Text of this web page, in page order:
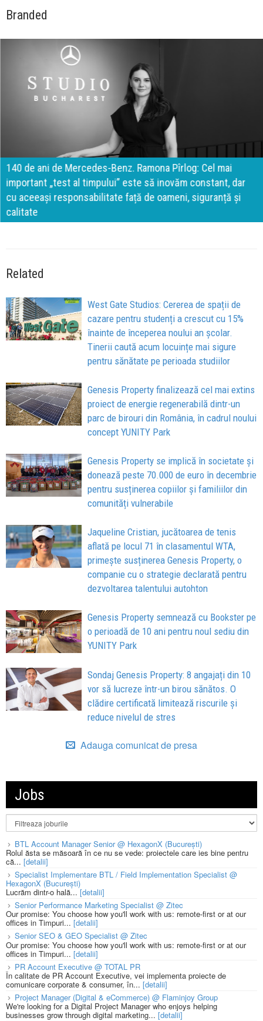
Branded
140 de ani de Mercedes-Benz. Ramona Pîrlog: Cel mai
important „test al timpului” este să inovăm constant, dar
cu aceeași responsabilitate față de oameni, siguranță și
calitate
Related
West Gate Studios: Cererea de spații de
cazare pentru studenți a crescut cu 15%
înainte de începerea noului an școlar.
Tinerii caută acum locuințe mai sigure
pentru sănătate pe perioada studiilor
Genesis Property finalizează cel mai extins
proiect de energie regenerabilă dintr-un
parc de birouri din România, în cadrul noului
concept YUNITY Park
Genesis Property se implică în societate și
donează peste 70.000 de euro în decembrie
pentru susținerea copiilor și familiilor din
comunități vulnerabile
Jaqueline Cristian, jucătoarea de tenis
aflată pe locul 71 în clasamentul WTA,
primește susținerea Genesis Property, o
companie cu o strategie declarată pentru
dezvoltarea talentului autohton
Genesis Property semnează cu Bookster pe
o perioadă de 10 ani pentru noul sediu din
YUNITY Park
Sondaj Genesis Property: 8 angajați din 10
vor să lucreze într-un birou sănătos. O
clădire certificată limitează riscurile și
reduce nivelul de stres
Adauga comunicat de presa
Jobs
BTL Account Manager Senior @ HexagonX (București)
Rolul ăsta se măsoară în ce nu se vede: proiectele care ies bine pentru
că... [detalii]
Specialist Implementare BTL / Field Implementation Specialist @
HexagonX (București)
Lucrăm dintr-o hală... [detalii]
Senior Performance Marketing Specialist @ Zitec
Our promise: You choose how you'll work with us: remote-first or at our
offices in Timpuri... [detalii]
Senior SEO & GEO Specialist @ Zitec
Our promise: You choose how you'll work with us: remote-first or at our
offices in Timpuri... [detalii]
PR Account Executive @ TOTAL PR
În calitate de PR Account Executive, vei implementa proiecte de
comunicare corporate & consumer, în... [detalii]
Project Manager (Digital & eCommerce) @ Flaminjoy Group
We're looking for a Digital Project Manager who enjoys helping
businesses grow through digital marketing... [detalii]